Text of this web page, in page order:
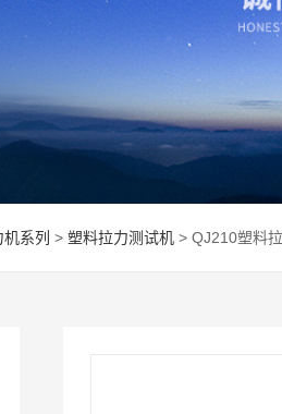
系列 > 塑料拉力测试机 > QJ210塑料